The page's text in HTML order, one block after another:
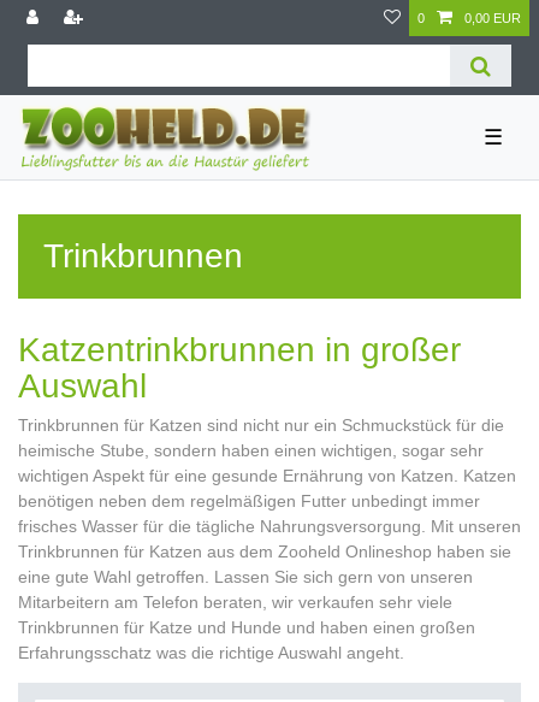
0 0,00 EUR
☰
Trinkbrunnen
Katzentrinkbrunnen in großer
Auswahl
Trinkbrunnen für Katzen sind nicht nur ein Schmuckstück für die
heimische Stube, sondern haben einen wichtigen, sogar sehr
wichtigen Aspekt für eine gesunde Ernährung von Katzen. Katzen
benötigen neben dem regelmäßigen Futter unbedingt immer
frisches Wasser für die tägliche Nahrungsversorgung. Mit unseren
Trinkbrunnen für Katzen aus dem Zooheld Onlineshop haben sie
eine gute Wahl getroffen. Lassen Sie sich gern von unseren
Mitarbeitern am Telefon beraten, wir verkaufen sehr viele
Trinkbrunnen für Katze und Hunde und haben einen großen
Erfahrungsschatz was die richtige Auswahl angeht.